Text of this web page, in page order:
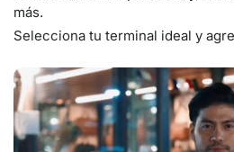
más.
Selecciona tu terminal ideal y